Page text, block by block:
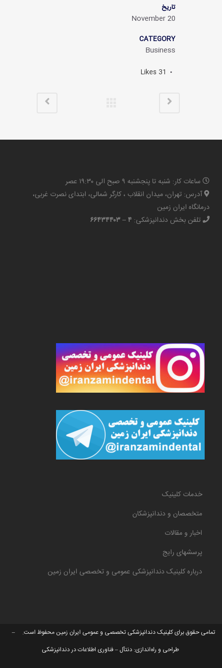
تاریخ
20 November
CATEGORY
Business
31
ساعات کار: شنبه تا پنجشنبه ۹ صبح الی ۱۹:۳۰ عصر
آدرس: تهران، میدان انقلاب ، کارگر شمالی، ابتدای نصرت غربی،
درمانگاه ایران زمین
تلفن بخش دندانپزشکی: ۴ – ۶۶۴۳۴۴۰۳
خدمات کلینیک
متخصصان و دندانپزشکان
اخبار و مقالات
پرسشهای رایج
درباره کلینیک دندانپزشکی عمومی و تخصصی ایران زمین
تمامی حقوق برای کلینیک دندانپزشکی تخصصی و عمومی ایران زمین محفوظ است. –
طراحی و راه‌اندازی: دنتآل – فناوری اطلاعات در دندانپزشکی